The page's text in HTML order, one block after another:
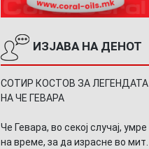
ИЗЈАВА НА ДЕНОТ
СОТИР КОСТОВ ЗА ЛЕГЕНДАТА
НА ЧЕ ГЕВАРА
Че Гевара, во секој случај, умре
на време, за да израсне во мит.